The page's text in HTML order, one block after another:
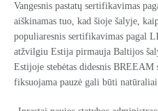
Vangesnis pastatų sertifikavimas
aiškinamas tuo, kad šioje šalyje,
populiaresnis sertifikavimas pagal
atžvilgiu Estija pirmauja Baltijos
Estijoje stebėtas didesnis
fiksuojama pauzė gali būti